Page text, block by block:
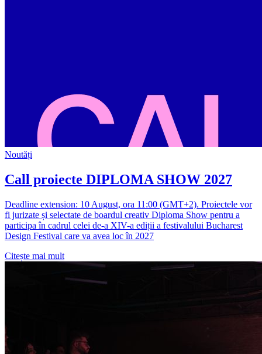
Noutăți
Call proiecte DIPLOMA SHOW 2027
Deadline extension: 10 August, ora 11:00 (GMT+2). Proiectele vor
fi jurizate și selectate de boardul creativ Diploma Show pentru a
participa în cadrul celei de-a XIV-a ediții a festivalului Bucharest
Design Festival care va avea loc în 2027
Citește mai mult